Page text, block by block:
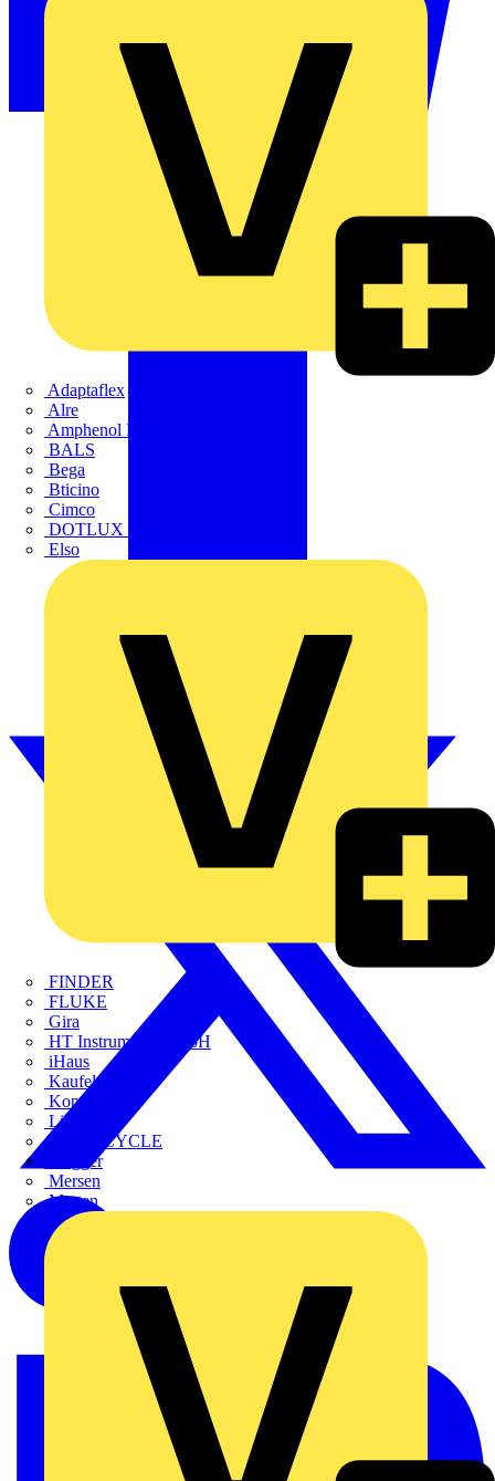
Adaptaflex
Alre
Amphenol FTG
BALS
Bega
Bticino
Cimco
DOTLUX GmbH
Elso
FINDER
FLUKE
Gira
HT Instruments GmbH
iHaus
Kaufel
Kopp
Lichtline
LIGHTCYCLE
Megger
Mersen
Merten